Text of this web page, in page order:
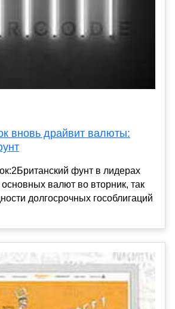
вновь драйвит валюты:
фунт в лидерах
валют во вторник, так
долгосрочных гособлигаций